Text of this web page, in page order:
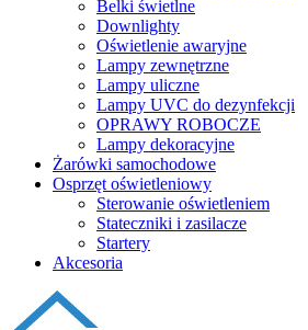
Belki świetlne
Downlighty
Oświetlenie awaryjne
Lampy zewnętrzne
Lampy uliczne
Lampy UVC do dezynfekcji
OPRAWY ROBOCZE
Lampy dekoracyjne
Żarówki samochodowe
Osprzęt oświetleniowy
Sterowanie oświetleniem
Stateczniki i zasilacze
Startery
Akcesoria